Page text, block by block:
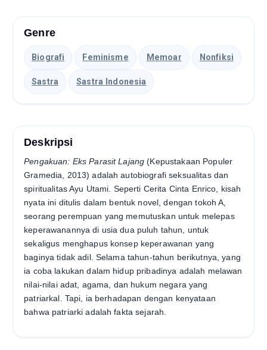
Genre
Biografi Feminisme Memoar Nonfiksi
Sastra Sastra Indonesia
Deskripsi
Pengakuan: Eks Parasit Lajang (Kepustakaan Populer
Gramedia, 2013) adalah autobiografi seksualitas dan
spiritualitas Ayu Utami. Seperti Cerita Cinta Enrico, kisah
nyata ini ditulis dalam bentuk novel, dengan tokoh A,
seorang perempuan yang memutuskan untuk melepas
keperawanannya di usia dua puluh tahun, untuk
sekaligus menghapus konsep keperawanan yang
baginya tidak adil. Selama tahun-tahun berikutnya, yang
ia coba lakukan dalam hidup pribadinya adalah melawan
nilai-nilai adat, agama, dan hukum negara yang
patriarkal. Tapi, ia berhadapan dengan kenyataan
bahwa patriarki adalah fakta sejarah.